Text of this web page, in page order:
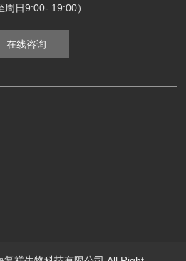
周日9:00- 19:00）
在线咨询